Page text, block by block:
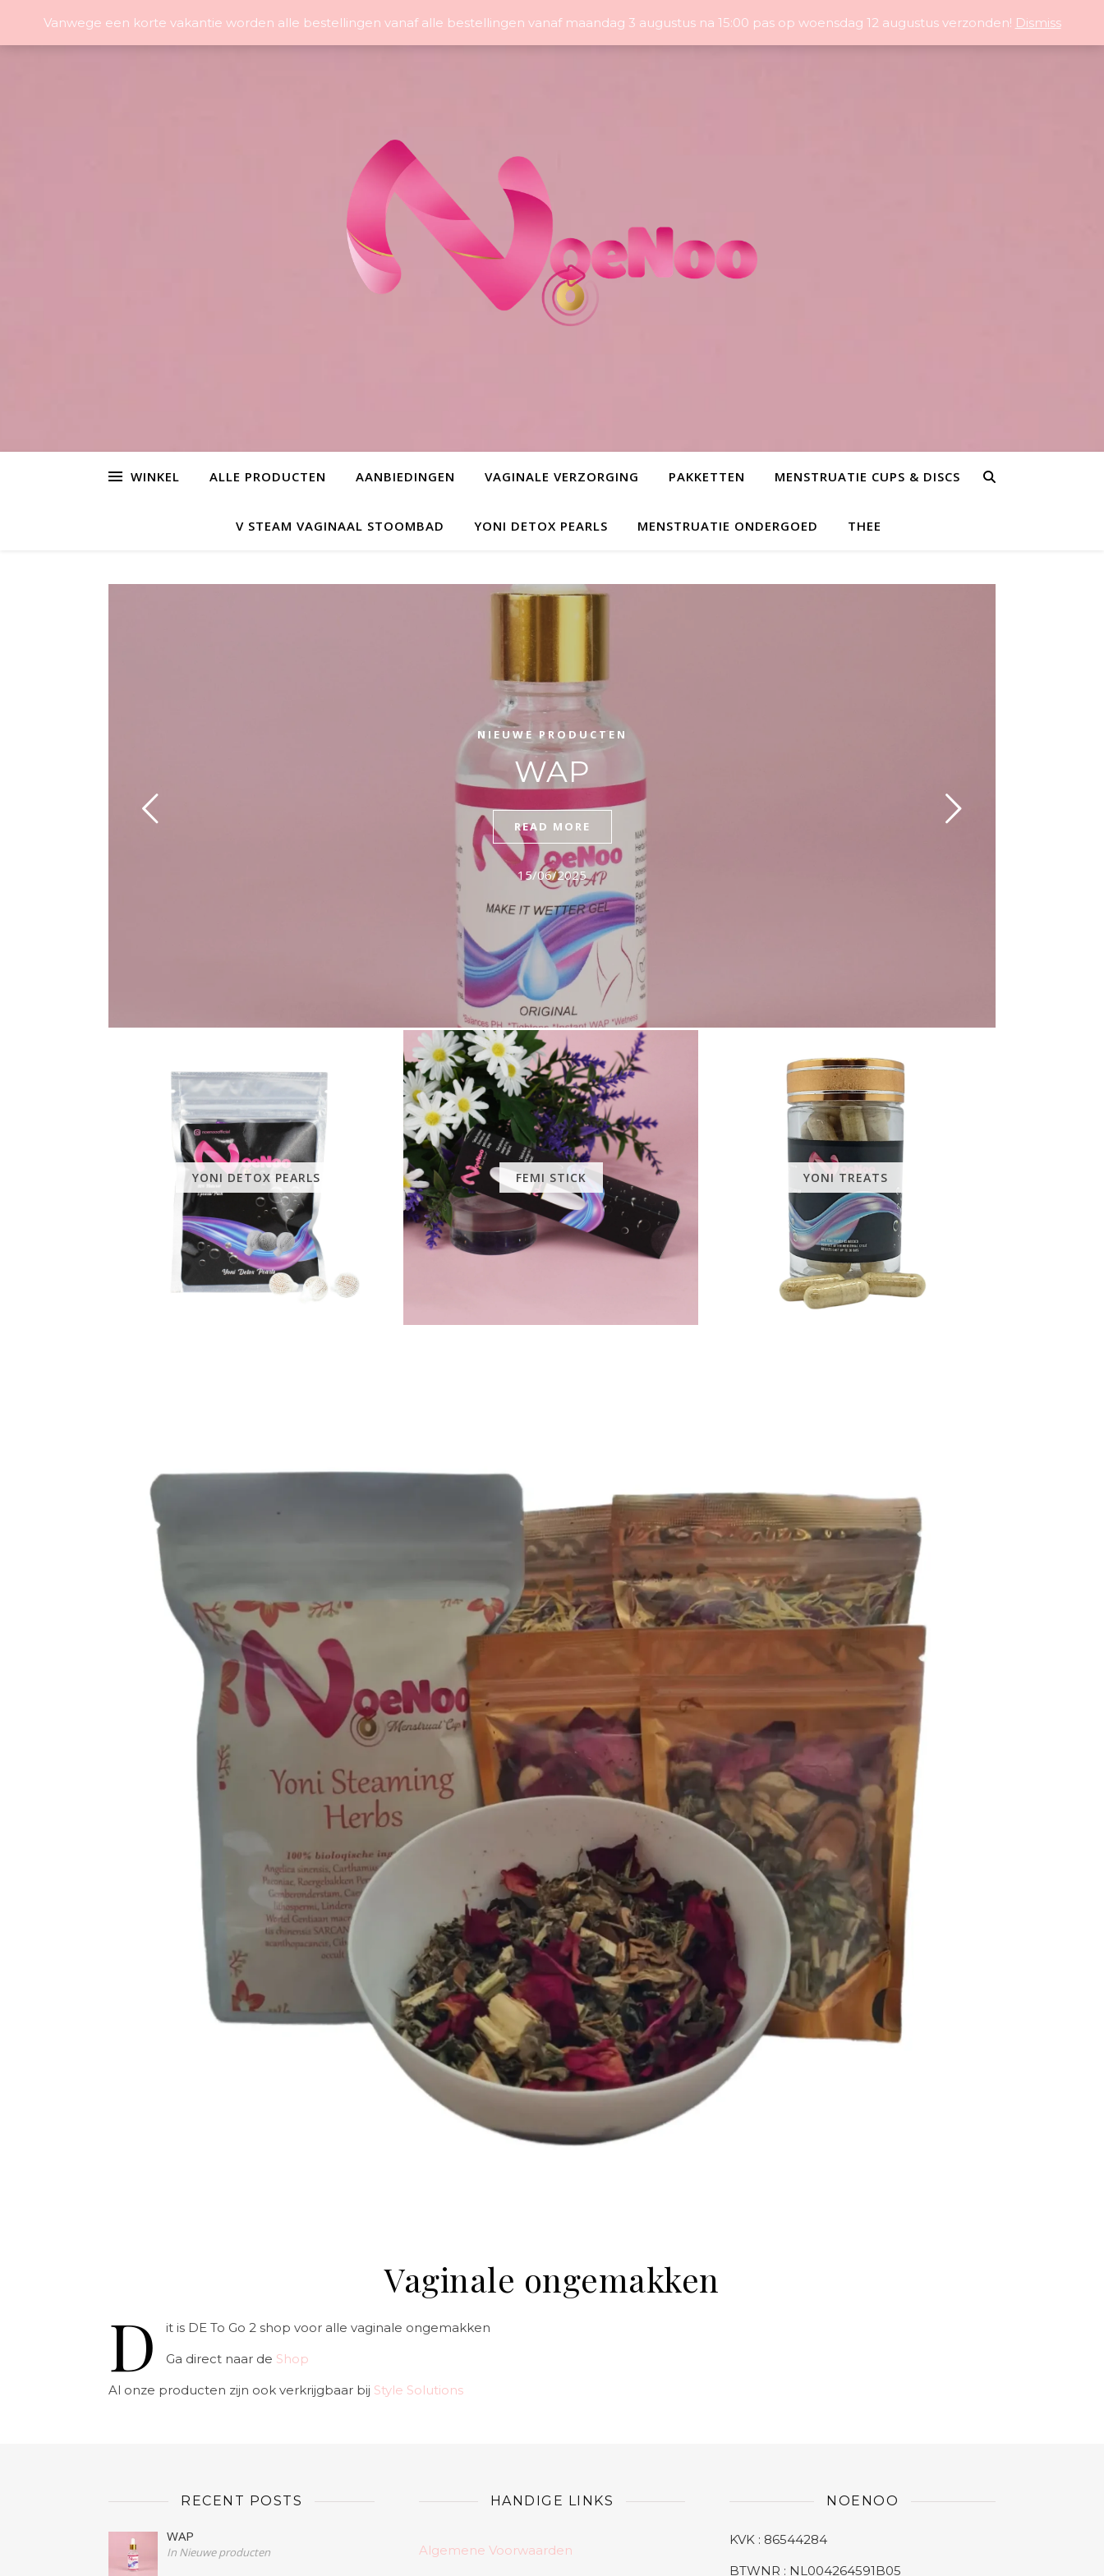
WINKEL ALLE PRODUCTEN AANBIEDINGEN VAGINALE VERZORGING PAKKETTEN MENSTRUATIE CUPS & DISCS
V STEAM VAGINAAL STOOMBAD YONI DETOX PEARLS MENSTRUATIE ONDERGOED THEE
NIEUWE PRODUCTEN
WAP
READ MORE
15/06/2025
YONI DETOX PEARLS FEMI STICK YONI TREATS
Vaginale ongemakken
D
it is DE To Go 2 shop voor alle vaginale ongemakken
Ga direct naar de Shop
Al onze producten zijn ook verkrijgbaar bij Style Solutions
RECENT POSTS
WAP
In Nieuwe producten
HANDIGE LINKS
Algemene Voorwaarden
NOENOO
KVK : 86544284
BTWNR : NL004264591B05
Vanwege een korte vakantie worden alle bestellingen vanaf alle bestellingen vanaf maandag 3 augustus na 15:00 pas op woensdag 12 augustus verzonden! Dismiss